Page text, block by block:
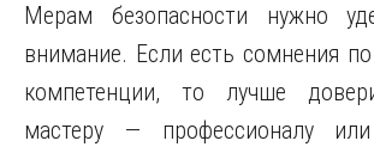
Мерам безопасности нужно
внимание. Если есть сомнения
компетенции, то лучше
мастеру — профессионалу